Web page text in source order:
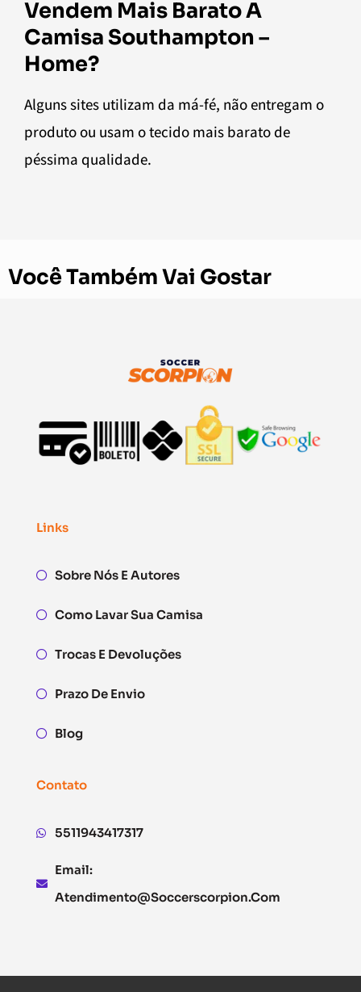
Vendem Mais Barato A
Camisa Southampton –
Home?
Alguns sites utilizam da má-fé, não entregam o
produto ou usam o tecido mais barato de
péssima qualidade.
Você Também Vai Gostar
Links
Sobre Nós E Autores
Como Lavar Sua Camisa
Trocas E Devoluções
Prazo De Envio
Blog
Contato
5511943417317
Email:
Atendimento@soccerscorpion.com